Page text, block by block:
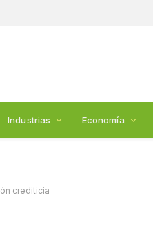
Industrias Economía
crediticia